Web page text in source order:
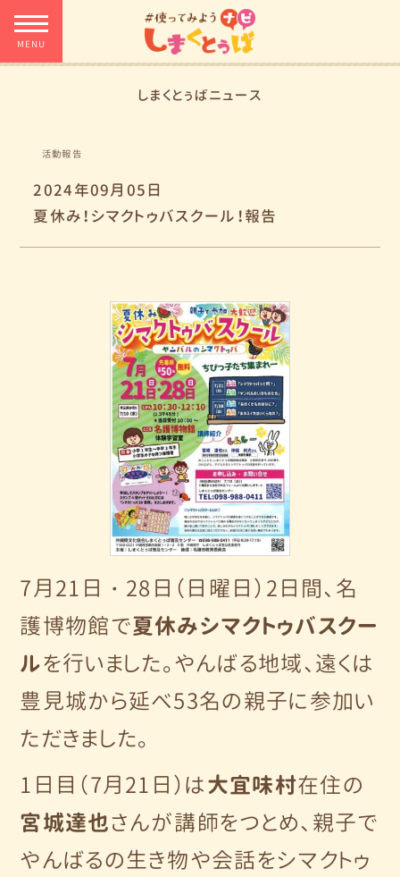
しまくとぅばニュース
活動報告
2024年09月05日
夏休み！シマクトゥバスクール！報告
7月21日・28日（日曜日）2日間、名
護博物館で夏休みシマクトゥバスクー
ルを行いました。やんばる地域、遠くは
豊見城から延べ53名の親子に参加い
ただきました。
1日目（7月21日）は大宜味村在住の
宮城達也さんが講師をつとめ、親子で
やんばるの生き物や会話をシマクトゥ